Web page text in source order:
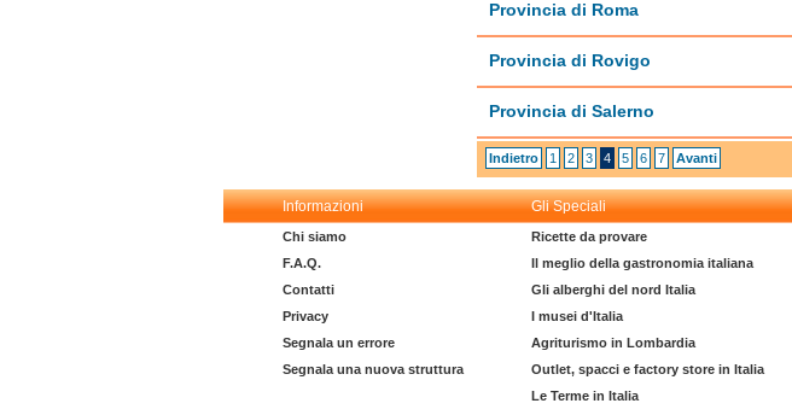
Provincia di Roma
Provincia di Rovigo
Provincia di Salerno
Indietro 1 2 3 4 5 6 7 Avanti
Informazioni Gli Speciali
Chi siamo
F.A.Q.
Contatti
Privacy
Segnala un errore
Segnala una nuova struttura
Ricette da provare
Il meglio della gastronomia italiana
Gli alberghi del nord Italia
I musei d'Italia
Agriturismo in Lombardia
Outlet, spacci e factory store in Italia
Le Terme in Italia